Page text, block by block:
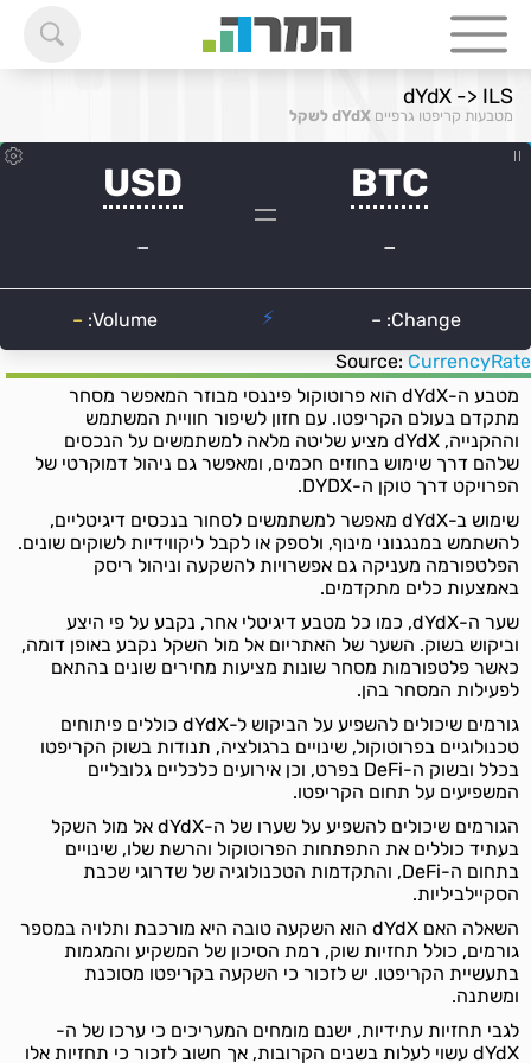
dYdX -> ILS
מטבעות קריפטו גרפיים dYdX לשקל
Source: CurrencyRate
מטבע ה-dYdX הוא פרוטוקול פיננסי מבוזר המאפשר מסחר
מתקדם בעולם הקריפטו. עם חזון לשיפור חוויית המשתמש
וההקנייה, dYdX מציע שליטה מלאה למשתמשים על הנכסים
שלהם דרך שימוש בחוזים חכמים, ומאפשר גם ניהול דמוקרטי של
הפרויקט דרך טוקן ה-DYDX.
שימוש ב-dYdX מאפשר למשתמשים לסחור בנכסים דיגיטליים,
להשתמש במנגנוני מינוף, ולספק או לקבל ליקווידיות לשוקים שונים.
הפלטפורמה מעניקה גם אפשרויות להשקעה וניהול ריסק
באמצעות כלים מתקדמים.
שער ה-dYdX, כמו כל מטבע דיגיטלי אחר, נקבע על פי היצע
וביקוש בשוק. השער של האתריום אל מול השקל נקבע באופן דומה,
כאשר פלטפורמות מסחר שונות מציעות מחירים שונים בהתאם
לפעילות המסחר בהן.
גורמים שיכולים להשפיע על הביקוש ל-dYdX כוללים פיתוחים
טכנולוגיים בפרוטוקול, שינויים ברגולציה, תנודות בשוק הקריפטו
בכלל ובשוק ה-DeFi בפרט, וכן אירועים כלכליים גלובליים
המשפיעים על תחום הקריפטו.
הגורמים שיכולים להשפיע על שערו של ה-dYdX אל מול השקל
בעתיד כוללים את התפתחות הפרוטוקול והרשת שלו, שינויים
בתחום ה-DeFi, והתקדמות הטכנולוגיה של שדרוגי שכבת
הסקיילביליות.
השאלה האם dYdX הוא השקעה טובה היא מורכבת ותלויה במספר
גורמים, כולל תחזיות שוק, רמת הסיכון של המשקיע והמגמות
בתעשיית הקריפטו. יש לזכור כי השקעה בקריפטו מסוכנת
ומשתנה.
לגבי תחזיות עתידיות, ישנם מומחים המעריכים כי ערכו של ה-
dYdX עשוי לעלות בשנים הקרובות, אך חשוב לזכור כי תחזיות אלו